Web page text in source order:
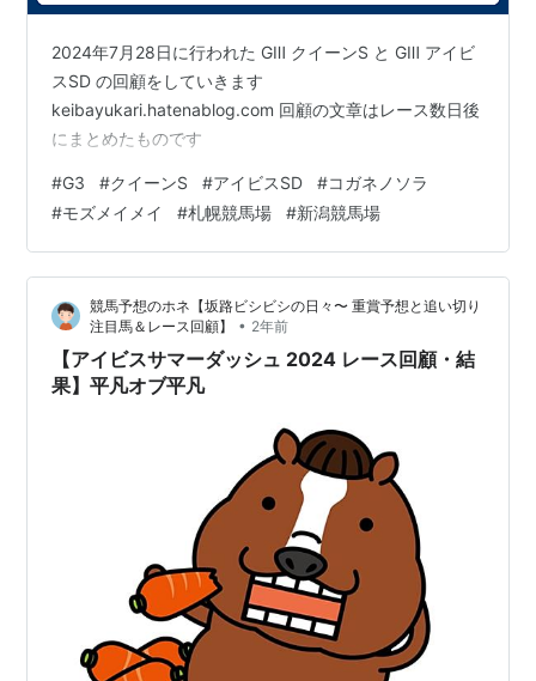
2024年7月28日に行われた GⅢ クイーンS と GⅢ アイビ
スSD の回顧をしていきます
keibayukari.hatenablog.com 回顧の文章はレース数日後
にまとめたものです
#G3 #クイーンS #アイビスSD #コガネノソラ
#モズメイメイ #札幌競馬場 #新潟競馬場
競馬予想のホネ【坂路ビシビシの日々〜 重賞予想と追い切り
注目馬＆レース回顧】
• 2年前
【アイビスサマーダッシュ 2024 レース回顧・結
果】平凡オブ平凡